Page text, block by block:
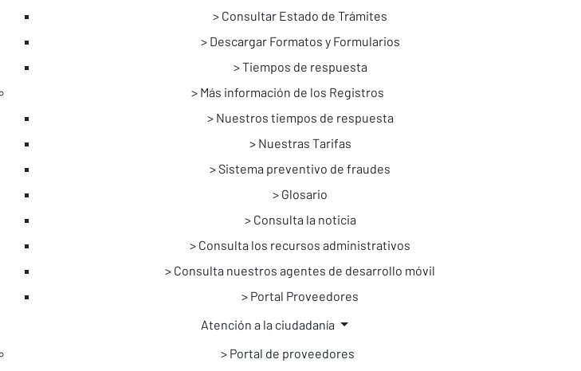
Consultar Estado de Trámites
Descargar Formatos y Formularios
Tiempos de respuesta
Más información de los Registros
Nuestros tiempos de respuesta
Nuestras Tarifas
Sistema preventivo de fraudes
Glosario
Consulta la noticia
Consulta los recursos administrativos
Consulta nuestros agentes de desarrollo móvil
Portal Proveedores
Atención a la ciudadanía
Portal de proveedores